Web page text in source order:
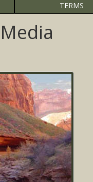
TERMS